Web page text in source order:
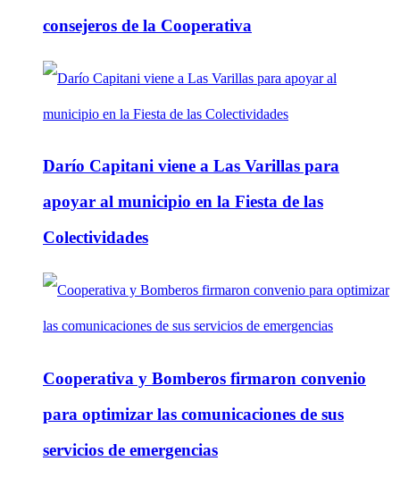
consejeros de la Cooperativa
Darío Capitani viene a Las Varillas para
apoyar al municipio en la Fiesta de las
Colectividades
Cooperativa y Bomberos firmaron convenio
para optimizar las comunicaciones de sus
servicios de emergencias